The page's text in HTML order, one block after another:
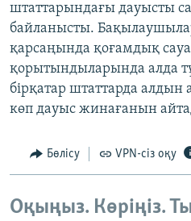
штаттарындағы дауысты
байланысты.
қарсаңында қоғамдық
қорытындыларында алда
бірқатар штаттарда алдын
көп дауыс жинағанын
Бөлісу VPN-сіз оқу
Оқыңыз. Көріңіз.